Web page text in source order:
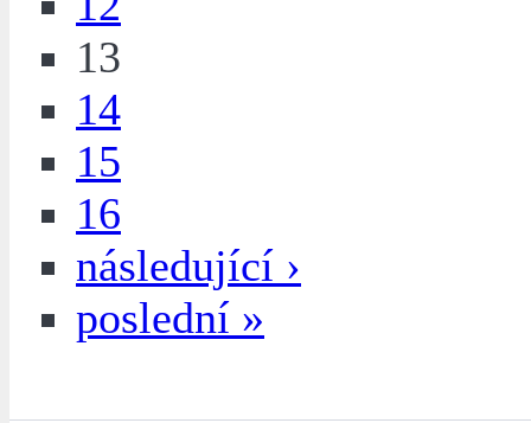
13
14
15
16
následující ›
poslední »